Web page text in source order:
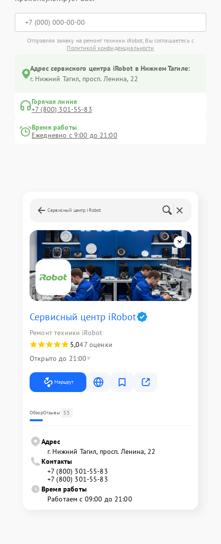
Отправляя заявку на ремонт техники iRobot, Вы соглашаетесь с
Политикой конфиденциальности
Адрес сервисного центра iRobot в Нижнем Тагиле:
г. Нижний Тагил, просп. Ленина, 22
Горячая линия
+7 (800) 301-55-83
Время работы
Ежедневно с 9:00 до 21:00
Сервисный центр iRobot
Сервисный центр iRobot
Ремонт техники iRobot
5,047 оценки
Открыто до 21:00
Маршрут
ОбзорОтзывы 55
Адрес
г. Нижний Тагил, просп. Ленина, 22
Контакты
+7 (800) 301-55-83
+7 (800) 301-55-83
Время работы
Работаем с 09:00 до 21:00